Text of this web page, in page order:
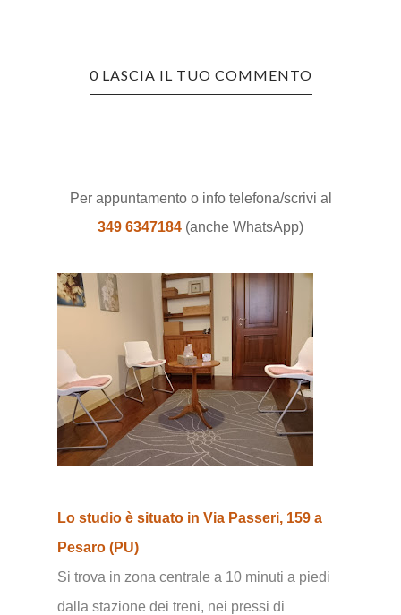
0 LASCIA IL TUO COMMENTO
Per appuntamento o info telefona/scrivi al
349 6347184 (anche WhatsApp)
Lo studio è situato in Via Passeri, 159 a
Pesaro (PU)
Si trova in zona centrale a 10 minuti a piedi
dalla stazione dei treni, nei pressi di